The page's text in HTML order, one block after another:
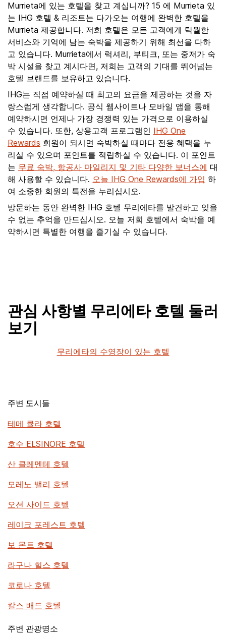
Murrieta에 있는 호텔을 찾고 계십니까? 15 에 Murrieta 있
는 IHG 호텔 & 리조트는 다가오는 여행에 완벽한 호텔을
Murrieta 제공합니다. 저희 호텔은 모든 고객에게 탁월한
서비스와 기억에 남는 숙박을 제공하기 위해 최선을 다하
고 있습니다. Murrieta에서 럭셔리, 부티크, 또는 중저가 숙
박 시설을 찾고 계시다면, 저희는 고객의 기대를 뛰어넘는
호텔 브랜드를 보유하고 있습니다.
IHG는 직접 예약하실 때 최고의 요금을 제공하는 것을 자
랑스럽게 생각합니다. 공식 웹사이트나 모바일 앱을 통해
예약하시면 언제나 가장 경쟁력 있는 가격으로 이용하실
수 있습니다. 또한, 상용고객 프로그램인 IHG One
Rewards 회원이 되시면 숙박하실 때마다 전용 혜택을 누
리실 수 있으며 포인트를 적립하실 수 있습니다. 이 포인트
는 무료 숙박, 항공사 마일리지 및 기타 다양한 보너스에 대
해 사용할 수 있습니다. 오늘 IHG One Rewards에 가입 하
여 소중한 회원의 특전을 누리십시오.
방문하는 동안 완벽한 IHG 호텔 무리에타를 발견하고 잊을
수 없는 추억을 만드십시오. 오늘 저희 호텔에서 숙박을 예
약하시면 특별한 여행을 즐기실 수 있습니다.
관심 사항별 무리에타 호텔 둘러
보기
무리에타의 수영장이 있는 호텔
주변 도시들
테메 큘라 호텔
호수 ELSINORE 호텔
산 클레멘테 호텔
모레노 밸리 호텔
오션 사이드 호텔
레이크 포레스트 호텔
보 몬트 호텔
라구나 힐스 호텔
코로나 호텔
칼스 배드 호텔
주변 관광명소